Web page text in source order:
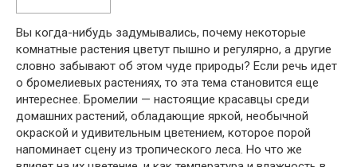
Вы когда-нибудь задумывались, почему некоторые
комнатные растения цветут пышно и регулярно, а другие
словно забывают об этом чуде природы? Если речь идет
о бромелиевых растениях, то эта тема становится еще
интереснее. Бромелии — настоящие красавцы среди
домашних растений, обладающие яркой, необычной
окраской и удивительным цветением, которое порой
напоминает сцену из тропического леса. Но что же